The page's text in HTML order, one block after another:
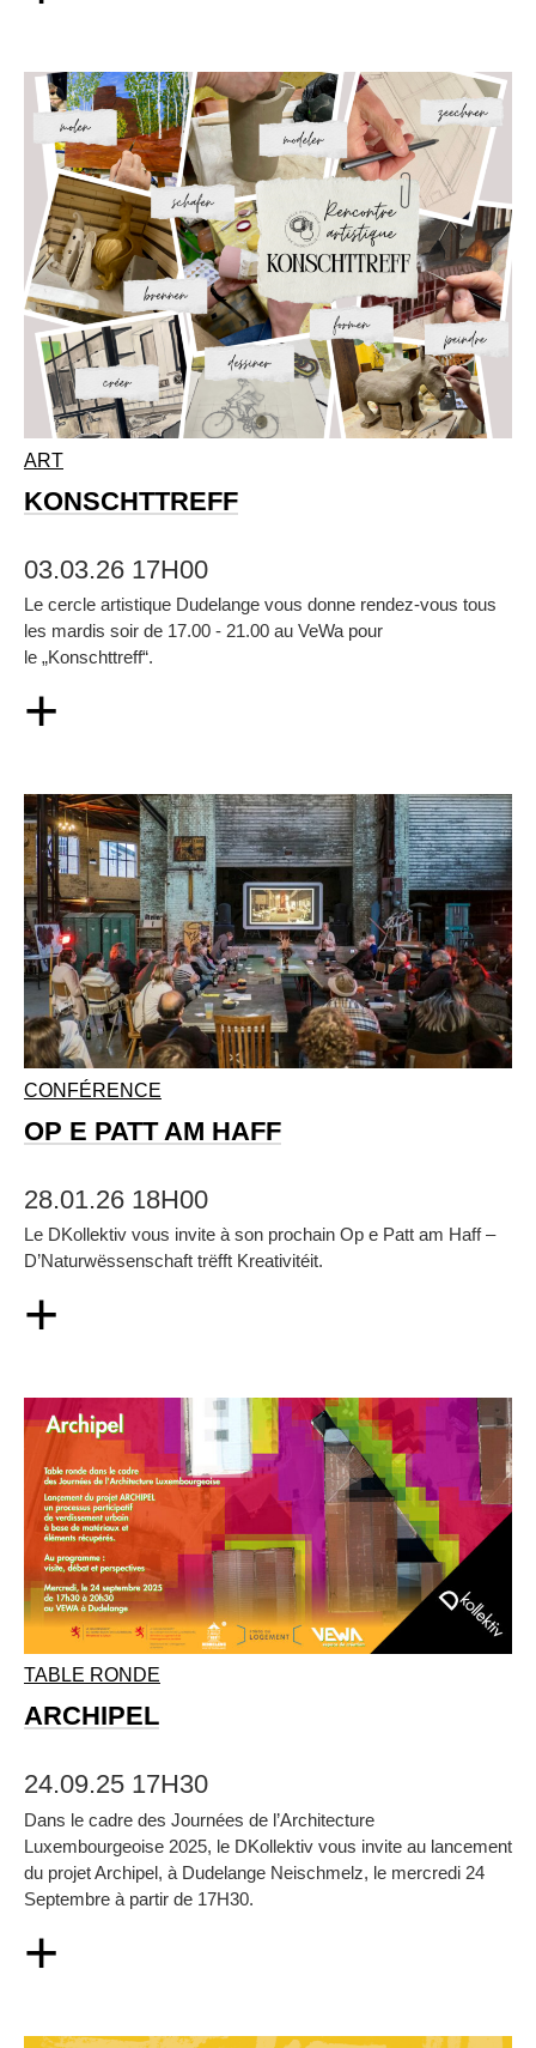
ART
KONSCHTTREFF
03.03.26 17H00
Le cercle artistique Dudelange vous donne rendez-vous tous
les mardis soir de 17.00 - 21.00 au VeWa pour
le „Konschttreff“.
+
CONFÉRENCE
OP E PATT AM HAFF
28.01.26 18H00
Le DKollektiv vous invite à son prochain Op e Patt am Haff –
D’Naturwëssenschaft trëfft Kreativitéit.
+
TABLE RONDE
ARCHIPEL
24.09.25 17H30
Dans le cadre des Journées de l’Architecture
Luxembourgeoise 2025, le DKollektiv vous invite au lancement
du projet Archipel, à Dudelange Neischmelz, le mercredi 24
Septembre à partir de 17H30.
+